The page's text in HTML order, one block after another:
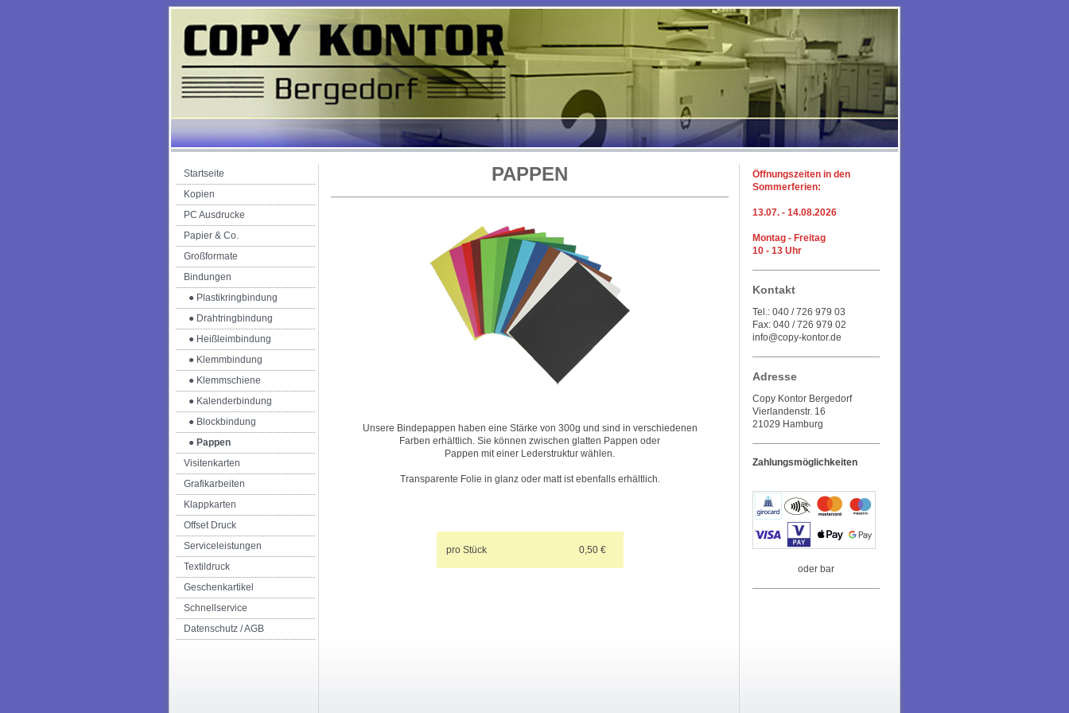
Startseite
Kopien
PC Ausdrucke
Papier & Co.
Großformate
Bindungen
● Plastikringbindung
● Drahtringbindung
● Heißleimbindung
● Klemmbindung
● Klemmschiene
● Kalenderbindung
● Blockbindung
● Pappen
Visitenkarten
Grafikarbeiten
Klappkarten
Offset Druck
Serviceleistungen
Textildruck
Geschenkartikel
Schnellservice
Datenschutz / AGB
PAPPEN
Unsere Bindepappen haben eine Stärke von 300g und sind in verschiedenen
Farben erhältlich. Sie können zwischen glatten Pappen oder
Pappen mit einer Lederstruktur wählen.
Transparente Folie in glanz oder matt ist ebenfalls erhältlich.
pro Stück 0,50 €
Öffnungszeiten in den
Sommerferien:
13.07. - 14.08.2026
Montag - Freitag
10 - 13 Uhr
Kontakt
Tel.: 040 / 726 979 03
Fax: 040 / 726 979 02
info@copy-kontor.de
Adresse
Copy Kontor Bergedorf
Vierlandenstr. 16
21029 Hamburg
Zahlungsmöglichkeiten
oder bar